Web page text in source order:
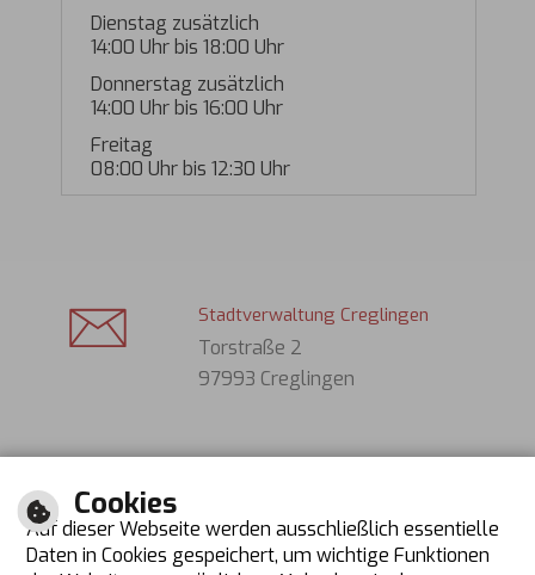
Dienstag zusätzlich
14:00 Uhr bis 18:00 Uhr
Donnerstag zusätzlich
14:00 Uhr bis 16:00 Uhr
Freitag
08:00 Uhr bis 12:30 Uhr
Stadtverwaltung Creglingen
Torstraße 2
97993 Creglingen
Tel. (Gäste): 07933 631
Fax: 07933 70130
Cookies
Auf dieser Webseite werden ausschließlich essentielle
Daten in Cookies gespeichert, um wichtige Funktionen